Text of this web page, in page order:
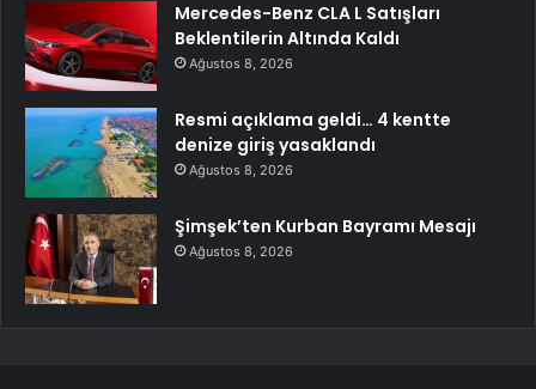
Mercedes-Benz CLA L Satışları
Beklentilerin Altında Kaldı
Ağustos 8, 2026
Resmi açıklama geldi… 4 kentte
denize giriş yasaklandı
Ağustos 8, 2026
Şimşek’ten Kurban Bayramı Mesajı
Ağustos 8, 2026